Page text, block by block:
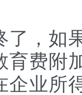
，如果
育费附
企业所